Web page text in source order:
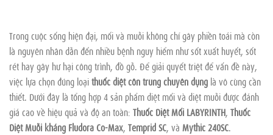
Trong cuộc sống hiện đại, mối và muỗi không chỉ gây phiền toái mà còn
là nguyên nhân dẫn đến nhiều bệnh nguy hiểm như sốt xuất huyết, sốt
rét hay gây hư hại công trình, đồ gỗ. Để giải quyết triệt để vấn đề này,
việc lựa chọn đúng loạithuốc diệt côn trùng chuyên dụng là vô cùng cần
thiết. Dưới đây là tổng hợp 4 sản phẩm diệt mối và diệt muỗi được đánh
giá cao về hiệu quả và độ an toàn: Thuốc Diệt Mối LABYRINTH, Thuốc
Diệt Muỗi kháng Fludora Co-Max, Temprid SC, và Mythic 240SC.